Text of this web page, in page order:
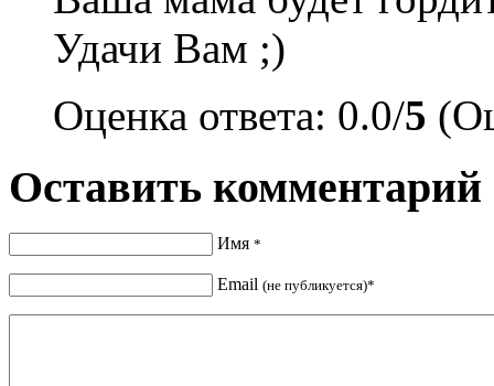
Удачи Вам ;)
Оценка ответа: 0.0/5
Оставить комментарий
Имя *
Email (не публикуется)*